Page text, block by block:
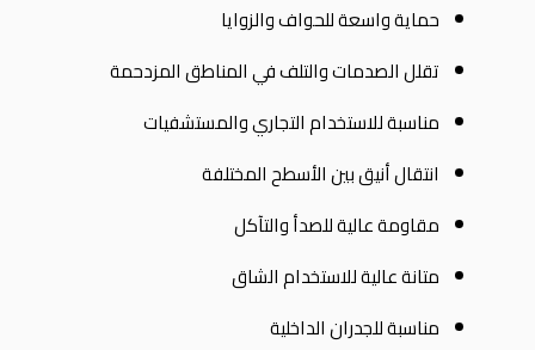
حماية واسعة للحواف والزوايا
تقلل الصدمات والتلف في المناطق المزدحمة
مناسبة للاستخدام التجاري والمستشفيات
انتقال أنيق بين الأسطح المختلفة
مقاومة عالية للصدأ والتآكل
متانة عالية للاستخدام الشاق
مناسبة للجدران الداخلية